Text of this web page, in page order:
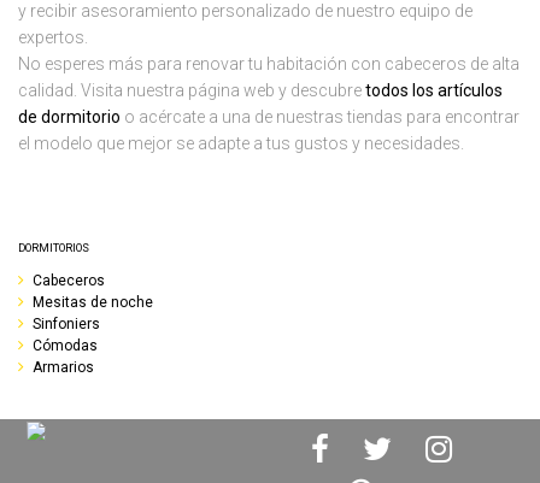
y recibir asesoramiento personalizado de nuestro equipo de
expertos.
No esperes más para renovar tu habitación con cabeceros de alta
calidad. Visita nuestra página web y descubretodos los artículos
de dormitorio o acércate a una de nuestras tiendas para encontrar
el modelo que mejor se adapte a tus gustos y necesidades.
DORMITORIOS
Cabeceros
Mesitas de noche
Sinfoniers
Cómodas
Armarios